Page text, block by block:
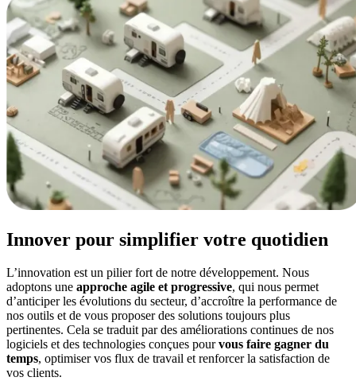
Innover pour simplifier votre quotidien
L’innovation est un pilier fort de notre développement. Nous
adoptons une approche agile et progressive, qui nous permet
d’anticiper les évolutions du secteur, d’accroître la performance de
nos outils et de vous proposer des solutions toujours plus
pertinentes. Cela se traduit par des améliorations continues de nos
logiciels et des technologies conçues pourvous faire gagner du
temps, optimiser vos flux de travail et renforcer la satisfaction de
vos clients.